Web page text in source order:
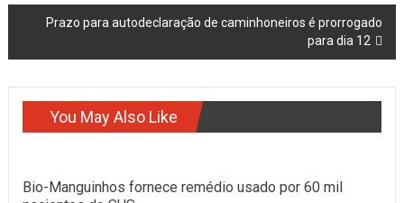
Prazo para autodeclaração de caminhoneiros é prorrogado
para dia 12
You May Also Like
Bio-Manguinhos fornece remédio usado por 60 mil